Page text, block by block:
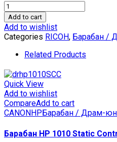
Барабан
(Япония)
для
RICOH
Aficio
MP4000/MP4001G/MP4002/
150000
стр.,
CET6996M
quantity
Add to cart
Add to wishlist
Categories RICOH, Барабан /
Related Products
Quick View
Add to wishlist
CompareAdd to cart
CANON HP Барабан / Драм-
Барабан HP 1010 Static